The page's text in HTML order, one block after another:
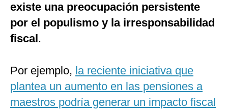
existe una preocupación persistente
por el populismo y la irresponsabilidad
fiscal.
Por ejemplo, la reciente iniciativa que
plantea un aumento en las pensiones a
maestros podría generar un impacto fiscal